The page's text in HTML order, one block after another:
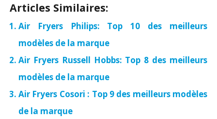
Articles Similaires:
Air Fryers Philips: Top 10 des meilleurs
modèles de la marque
Air Fryers Russell Hobbs: Top 8 des meilleurs
modèles de la marque
Air Fryers Cosori : Top 9 des meilleurs modèles
de la marque